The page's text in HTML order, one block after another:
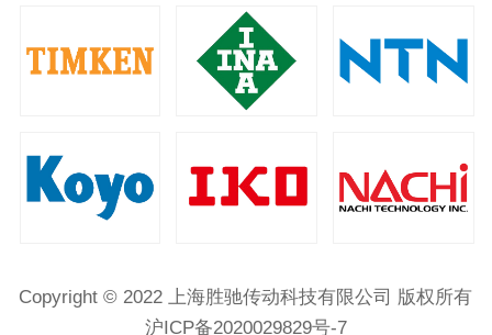
Copyright © 2022 上海胜驰传动科技有限公司 版权所有
沪ICP备2020029829号-7